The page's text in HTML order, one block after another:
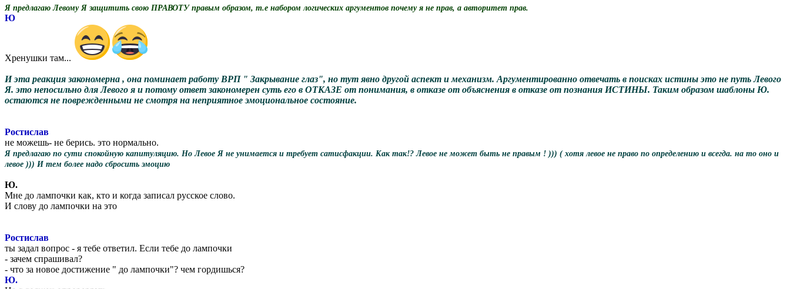
Я предлагаю Левому Я защитить свою ПРАВОТУ правым образом, т.е набором логических аргументов почему я не прав, а авторитет прав.
Ю
Хренушки там...
И эта реакция закономерна , она поминает работу ВРП " Закрывание глаз", но тут явно другой аспект и механизм. Аргументированно отвечать в поисках истины это не путь Левого
Я. это непосильно для Левого я и потому ответ закономерен суть его в ОТКАЗЕ от понимания, в отказе от объяснения в отказе от познания ИСТИНЫ. Таким образом шаблоны Ю.
остаются не поврежденными не смотря на неприятное эмоциональное состояние.
Ростислав
не можешь- не берись. это нормально.
Я предлагаю по сути спокойную капитуляцию. Но Левое Я не унимается и требует сатисфакции. Как так!? Левое не может быть не правым ! ))) ( хотя левое не право по определению и всегда. на то оно и
левое ))) И тем более надо сбросить эмоцию
Ю.
Мне до лампочки как, кто и когда записал русское слово.
И слову до лампочки на это
Ростислав
ты задал вопрос - я тебе ответил. Если тебе до лампочки
- зачем спрашивал?
- что за новое достижение " до лампочки"? чем гордишься?
Ю.